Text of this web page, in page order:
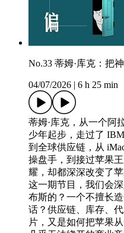
No.33 蒂姆·库克：把
04/07/2026 6 h 25 min
蒂姆·库克，从一个阿
少年起步，走过了
到全球供应链，从
操盘手，到接过苹果
耀，却都深深改变了
这一期节目，我们会
布斯的？一个不擅长
话？供应链、库存、
片，又是如何把苹果